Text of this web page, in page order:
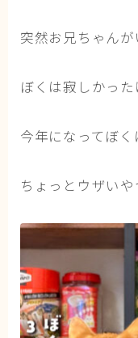
突然お兄ちゃん
ぼくは寂しかった
今年になってぼく
ちょっとウザい